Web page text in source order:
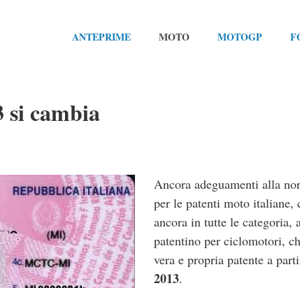
ANTEPRIME MOTO MOTOGP
si cambia
Ancora adeguamenti alla
per le patenti moto italiane,
ancora in tutte le categoria,
patentino per ciclomotori,
vera e propria patente a
2013.